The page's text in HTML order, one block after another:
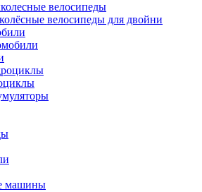
велосипеды
велосипеды для двойни
машины